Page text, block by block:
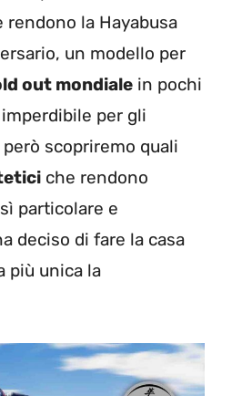
la Hayabusa
un modello per
out mondiale in pochi
per gli
scopriremo quali
che rendono
particolare e
deciso di fare la casa
più unica la